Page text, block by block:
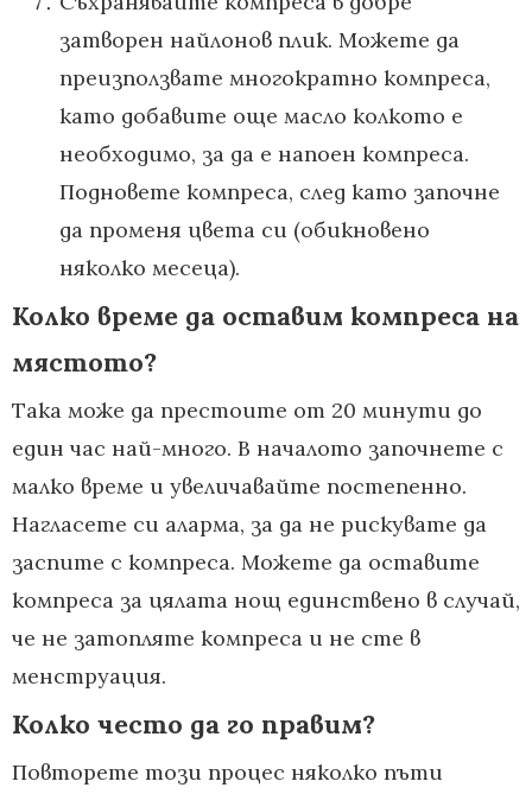
затворен найлонов плик. Можете да
преизползвате многократно компреса,
като добавите още масло колкото е
необходимо, за да е напоен компреса.
Подновете компреса, след като започне
да променя цвета си (обикновено
няколко месеца).
Колко време да оставим компреса на
мястото?
Така може да престоите от 20 минути до
един час най-много. В началото започнете с
малко време и увеличавайте постепенно.
Нагласете си аларма, за да не рискувате да
заспите с компреса. Можете да оставите
компреса за цялата нощ единствено в случай,
че не затопляте компреса и не сте в
менструация.
Колко често да го правим?
Повторете този процес няколко пъти